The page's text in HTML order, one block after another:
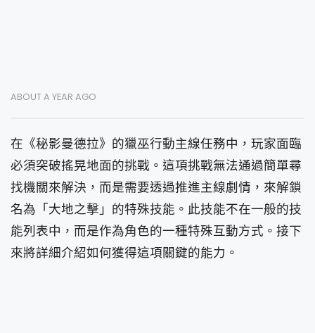
ABOUT A YEAR AGO
在《秘影曼德拉》的獵巫行動主線任務中，玩家面臨
必須突破搖晃地面的挑戰。這項挑戰無法通過簡單尋
找機關來解決，而是需要透過推進主線劇情，來解鎖
名為「大地之擊」的特殊技能。此技能不在一般的技
能列表中，而是作為角色的一種特殊互動方式。接下
來將詳細介紹如何獲得這項關鍵的能力。